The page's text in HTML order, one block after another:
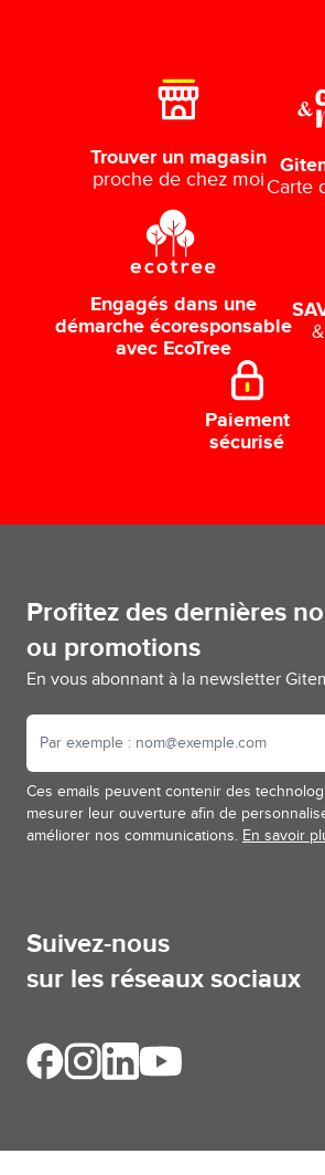
Trouver un magasin
proche de chez moiCarte
Engagés dans une
démarche écoresponsable
avec EcoTree
Paiement
sécurisé
Profitez des dernières
ou promotions
En vous abonnant à la newsletter
Ces emails peuvent contenir des
mesurer leur ouverture afin de
améliorer nos communications. En savoir
Suivez-nous
sur les réseaux sociaux